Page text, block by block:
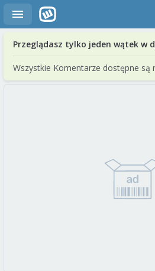
Przeglądasz tylko jeden wątek w
Wszystkie Komentarze dostępne są